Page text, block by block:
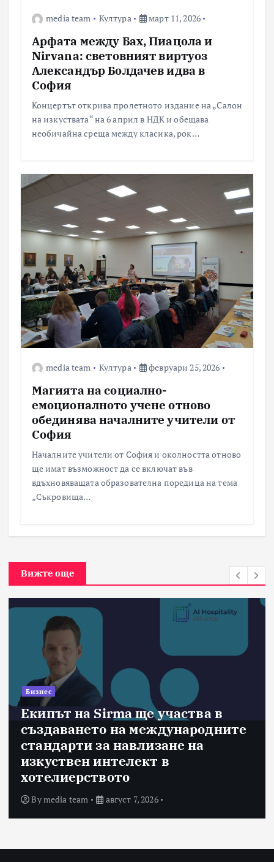
media team Култура март 11, 2026
Арфата между Бах, Пиацола и
Nirvana: световният виртуоз
Александър Болдачев идва в
София
Концертът открива пролетното издание на „Салон
на изкуствата“ на 6 април в НДК и обещава
необичайна среща между класика, рок…
media team Култура февруари 25, 2026
Магията на социално-
емоционалното учене отново
обединява началните учители от
София
Началните учители от София и околността отново
ще имат възможност да се включат във
вдъхновяващата образователна поредица на тема
„Съкровища…
Вижте още
Бизнес
Екипът на Sirma ще участва в
създаването на международните
стандарти за навлизане на
изкуствен интелект в
хотелиерството
Bymedia team август 7, 2026